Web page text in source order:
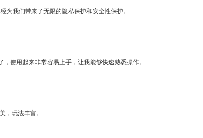
为我们带来了无限的隐私保护和安全性保护。
使用起来非常容易上手，让我能够快速熟悉操作。
，玩法丰富。